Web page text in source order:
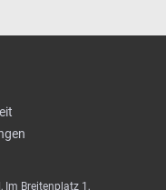
, Im Breitenplatz 1,